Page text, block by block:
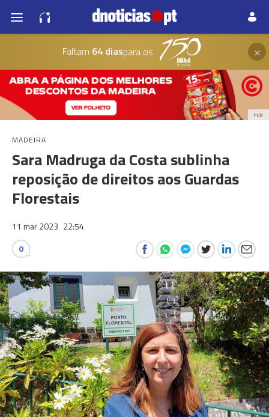
Faltam 64 diaspara os ×
PUB
MADEIRA
Sara Madruga da Costa sublinha
reposição de direitos aos Guardas
Florestais
11 mar 2023 22:54
0